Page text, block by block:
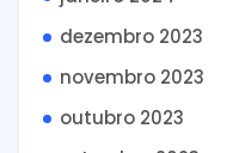
dezembro 2023
novembro 2023
outubro 2023